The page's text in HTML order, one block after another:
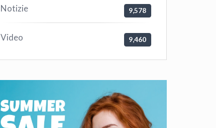
Notizie 9,578
Video 9,460